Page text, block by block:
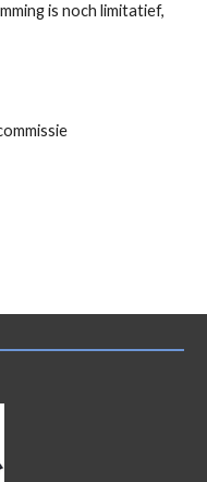
is noch limitatief,